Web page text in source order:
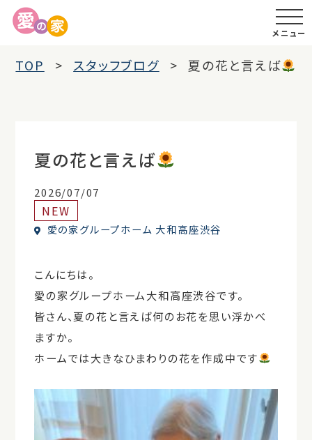
メニュー
TOP スタッフブログ 夏の花と言えば
夏の花と言えば
2026/07/07
NEW
愛の家グループホーム 大和高座渋谷
こんにちは。
愛の家グループホーム大和高座渋谷です。
皆さん、夏の花と言えば何のお花を思い浮かべ
ますか。
ホームでは大きなひまわりの花を作成中です